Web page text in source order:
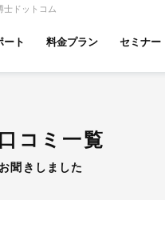
士ドットコム
ト 不動産売却・買取
ート 料金プラン セミナー
口コミ一覧
聞きしました